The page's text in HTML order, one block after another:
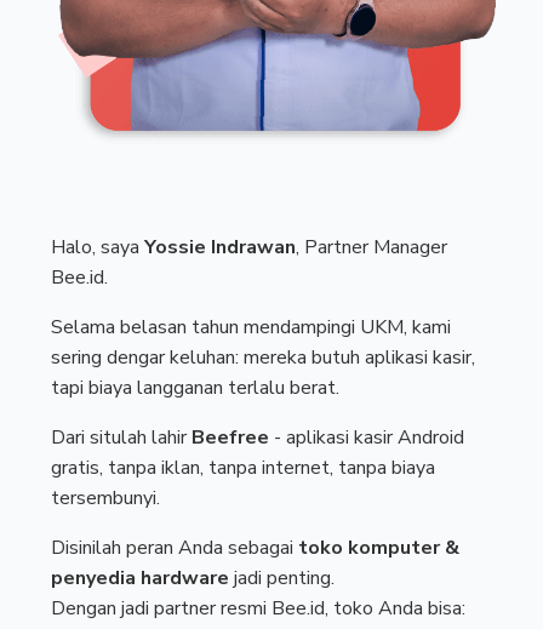
Halo, saya Yossie Indrawan, Partner Manager
Bee.id.
Selama belasan tahun mendampingi UKM, kami
sering dengar keluhan: mereka butuh aplikasi kasir,
tapi biaya langganan terlalu berat.
Dari situlah lahirBeefree - aplikasi kasir Android
gratis, tanpa iklan, tanpa internet, tanpa biaya
tersembunyi.
Disinilah peran Anda sebagai toko komputer &
penyedia hardware jadi penting.
Dengan jadi partner resmi Bee.id, toko Anda bisa: